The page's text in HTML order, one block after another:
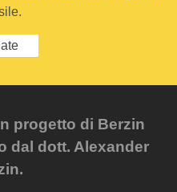
progetto di Berzin
dal dott. Alexander